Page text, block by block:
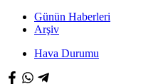
Günün Haberleri
Arşiv
Hava Durumu